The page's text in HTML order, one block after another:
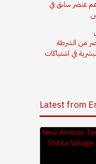
عنصر سابق في
مدنيان و3 عناصر من الشرطة
في اشتباكات
Latest from